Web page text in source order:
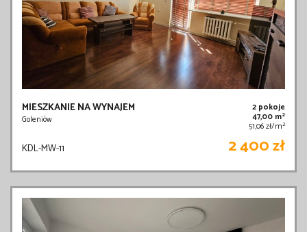
MIESZKANIE NA WYNAJEM
Goleniów
2 pokoje
47,00 m2
51,06 zł/m2
KDL-MW-11 2 400 zł